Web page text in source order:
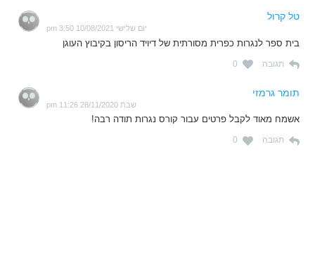
טל קרול
יום שלישי 10/08/2021 3:50 pm
בית ספר לנגרות כפרית מסורתית של דיויד הריסון בקיבוץ העוגן
תגובה 0
תומר גרמזי
שבת 28/11/2020 11:26 pm
אשמח מאוד לקבל פרטים עבור קורס נגרות תודה רבה!
תגובה 0